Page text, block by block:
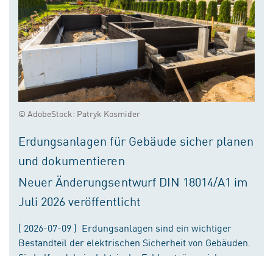
© AdobeStock: Patryk Kosmider
Erdungsanlagen für Gebäude sicher planen
und dokumentieren
Neuer Änderungsentwurf DIN 18014/A1 im
Juli 2026 veröffentlicht
( 2026-07-09 ) Erdungsanlagen sind ein wichtiger
Bestandteil der elektrischen Sicherheit von Gebäuden.